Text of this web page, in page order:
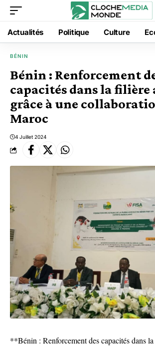
Actualités Politique Culture
BÉNIN
Bénin : Renforcement
capacités dans la filière
grâce à une
Maroc
4 Juillet 2024
**Bénin : Renforcement des capacités dans